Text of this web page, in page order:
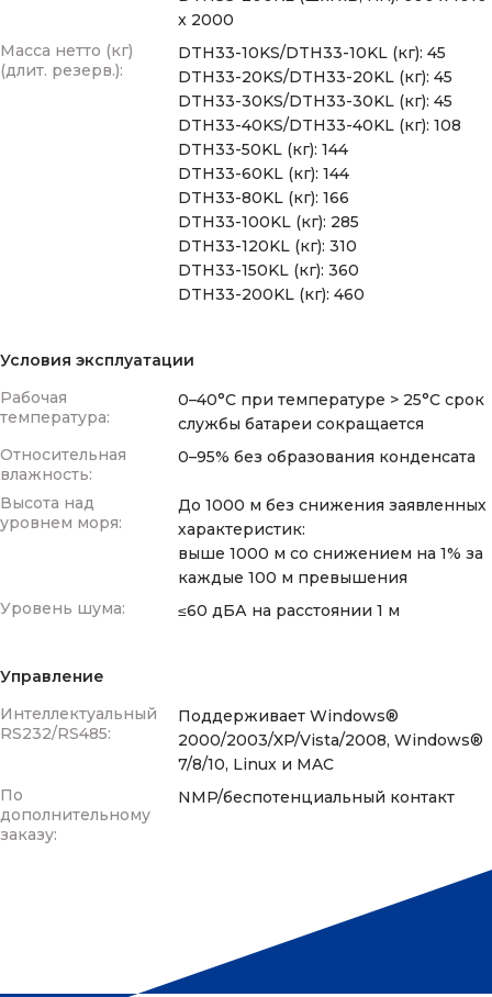
x 2000
Масса нетто (кг)
(длит. резерв.):
DTH33-10KS/DTH33-10KL (кг): 45
DTH33-20KS/DTH33-20KL (кг): 45
DTH33-30KS/DTH33-30KL (кг): 45
DTH33-40KS/DTH33-40KL (кг): 108
DTH33-50KL (кг): 144
DTH33-60KL (кг): 144
DTH33-80KL (кг): 166
DTH33-100KL (кг): 285
DTH33-120KL (кг): 310
DTH33-150KL (кг): 360
DTH33-200KL (кг): 460
Условия эксплуатации
Рабочая
температура:
0–40°C при температуре > 25°C срок
службы батареи сокращается
Относительная
влажность:
0–95% без образования конденсата
Высота над
уровнем моря:
До 1000 м без снижения заявленных
характеристик:
выше 1000 м со снижением на 1% за
каждые 100 м превышения
Уровень шума:
≤60 дБА на расстоянии 1 м
Управление
Интеллектуальный
RS232/RS485:
Поддерживает Windows®
2000/2003/XP/Vista/2008, Windows®
7/8/10, Linux и MAC
По
дополнительному
заказу:
NMP/беспотенциальный контакт
Широкий диапазон входных напряжений.
Автоматическая настройка частоты на 50/60 Гц.
Медицина
ИБП компании Evada Electronics, серии DTH33, 10-
Серия DTH 33-Руководство по эксплуатации